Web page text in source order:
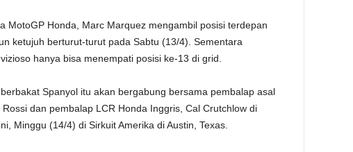
MotoGP Honda, Marc Marquez mengambil posisi terdepan
ketujuh berturut-turut pada Sabtu (13/4). Sementara
hanya bisa menempati posisi ke-13 di grid.
Spanyol itu akan bergabung bersama pembalap asal
dan pembalap LCR Honda Inggris, Cal Crutchlow di
Minggu (14/4) di Sirkuit Amerika di Austin, Texas.